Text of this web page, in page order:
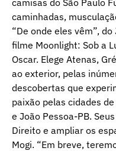
caminhadas,
“De onde eles vêm”,
filme Moonlight: Sob a
Oscar. Elege Atenas,
ao exterior, pelas
descobertas que
paixão pelas cidades
e João Pessoa-PB.
Direito e ampliar os
Mogi. “Em breve,